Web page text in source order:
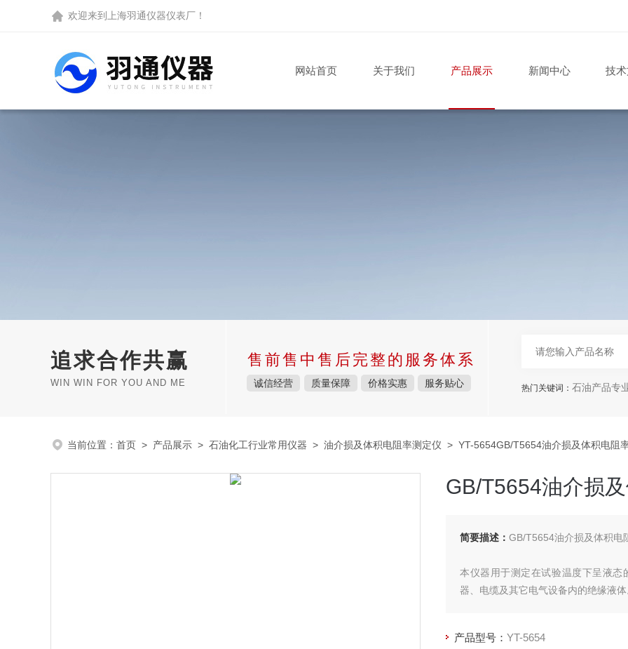
欢迎来到 上海羽通仪器仪表厂 ！
网站首页 关于我们 产品展示 新闻中心 技
追求合作共赢
WIN WIN FOR YOU AND ME
售前售中售后完整的服务体系
诚信经营 质量保障 价格实惠 服务贴心 热门关键词： 石油产品专
当前位置： 首页 > 产品展示 > 石油化工行业常用仪器 > 油介损及体积电阻率测定仪 > YT-5654GB/T5654油介损及体积电阻
GB/T5654油介损
简要描述： GB/T5654油介损及体积电
本仪器用于测定在试验温度下呈液
器、电缆及其它电气设备内的绝缘液
产品型号： YT-5654